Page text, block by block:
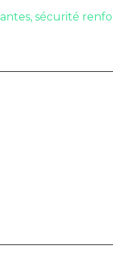
sécurité